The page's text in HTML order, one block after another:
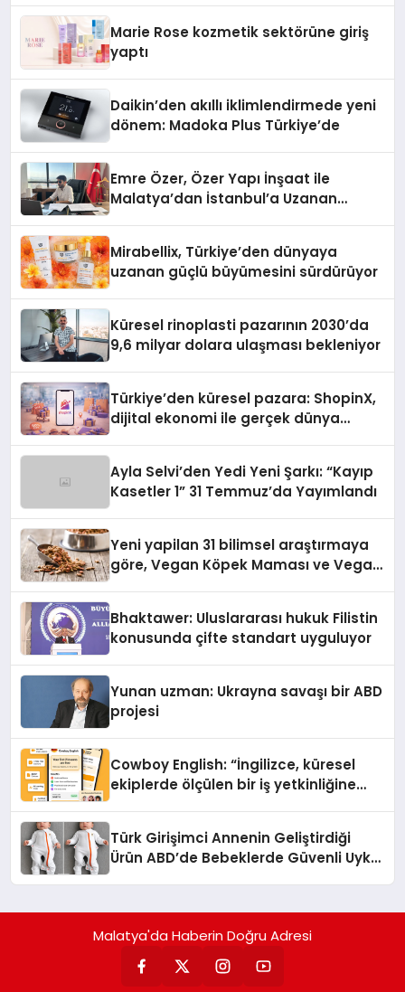
Marie Rose kozmetik sektörüne giriş
yaptı
Daikin’den akıllı iklimlendirmede yeni
dönem: Madoka Plus Türkiye’de
Emre Özer, Özer Yapı İnşaat ile
Malatya’dan İstanbul’a Uzanan
Mirabellix, Türkiye’den dünyaya
uzanan güçlü büyümesini sürdürüyor
Küresel rinoplasti pazarının 2030’da
9,6 milyar dolara ulaşması bekleniyor
Türkiye’den küresel pazara: ShopinX,
dijital ekonomi ile gerçek dünya
Ayla Selvi’den Yedi Yeni Şarkı: “Kayıp
Kasetler 1” 31 Temmuz’da Yayımlandı
Yeni yapilan 31 bilimsel araştırmaya
göre, Vegan Köpek Maması ve Vegan
Bhaktawer: Uluslararası hukuk Filistin
konusunda çifte standart uyguluyor
Yunan uzman: Ukrayna savaşı bir ABD
projesi
Cowboy English: “İngilizce, küresel
ekiplerde ölçülen bir iş yetkinliğine
Türk Girişimci Annenin Geliştirdiği
Ürün ABD’de Bebeklerde Güvenli Uyku
Malatya'da Haberin Doğru Adresi